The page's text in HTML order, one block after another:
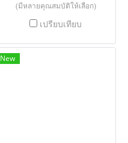
(มีหลายคุณสมบัติให้เลือก)
เปรียบเทียบ
New